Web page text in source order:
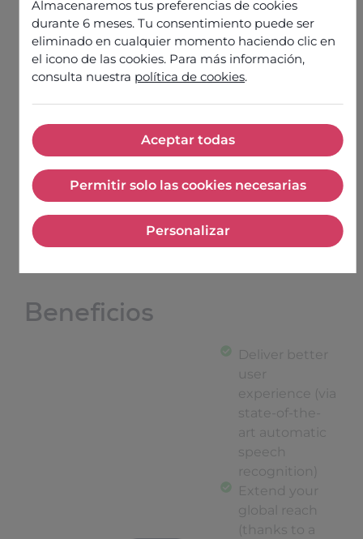
Almacenaremos tus preferencias de cookies
durante 6 meses. Tu consentimiento puede ser
eliminado en cualquier momento haciendo clic en
el icono de las cookies. Para más información,
consulta nuestra política de cookies.
Aceptar todas
Permitir solo las cookies necesarias
Permitir solo las cookies
Personalizar
Odigo Omnichannel Bot benefits from Google’s
groundbreaking CCAI technologies to provide
the conversational experiences customers
expect with state-of-the-art transcription
customers globally.
Beneficios
Deliver better
user
experience (via
state-of-the-
art automatic
speech
recognition)
Extend your
global reach
(thanks to a